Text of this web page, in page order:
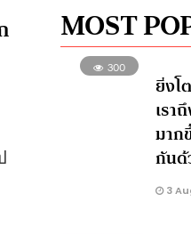
MOST
300
ยิ่งโ
เร
มาก
กันด้
3